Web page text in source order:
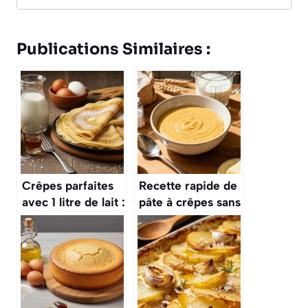
Publications Similaires :
Crêpes parfaites
avec 1 litre de lait :
recette facile et
rapide
Recette rapide de
pâte à crêpes sans
repos